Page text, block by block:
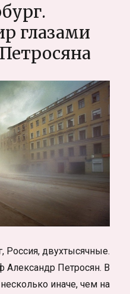
глазами
Россия, двухтысячные.
Александр Петросян. В
иначе, чем на